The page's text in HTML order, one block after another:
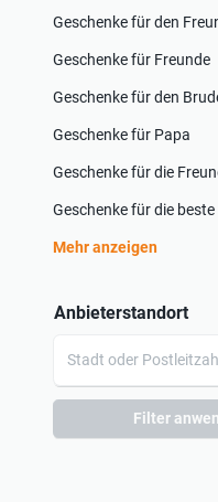
Geschenke für den
Geschenke für Freunde
Geschenke für den
Geschenke für Papa
Geschenke für die
Geschenke für die
Mehr anzeigen
Anbieterstandort
Filter